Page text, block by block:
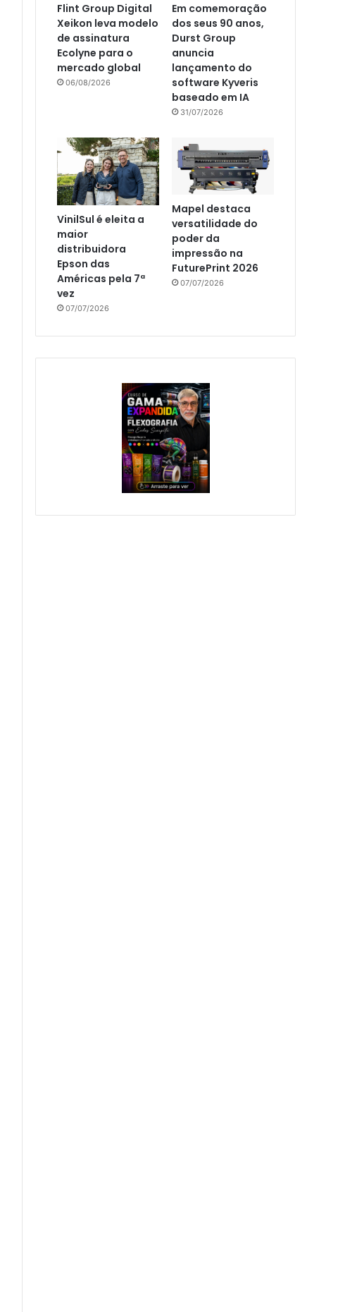
Flint Group Digital
Xeikon leva modelo
de assinatura
Ecolyne para o
mercado global
06/08/2026
Em comemoração
dos seus 90 anos,
Durst Group
anuncia
lançamento do
software Kyveris
baseado em IA
31/07/2026
VinilSul é eleita a
maior
distribuidora
Epson das
Américas pela 7ª
vez
07/07/2026
Mapel destaca
versatilidade do
poder da
impressão na
FuturePrint 2026
07/07/2026